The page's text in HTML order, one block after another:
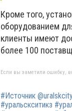
Кроме того,
оборудованием
клиенты имеют
более 100
Если вы заметили ошибку,
#Источник
#уральскситикз